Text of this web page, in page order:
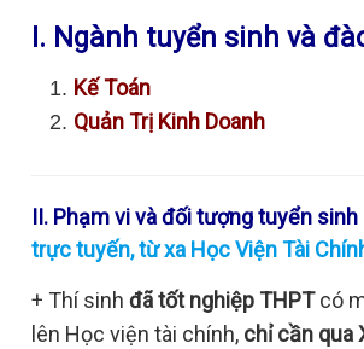
I. Ngành tuyển sinh và
Kế Toán
Quản Trị Kinh Doanh
II. Phạm vi và đối tượng tuyển
trực tuyến, từ xa Học Viện Tài
+ Thí sinhđã tốt nghiệp THPTcó
lên Học viện tài chính, chỉ cần qua